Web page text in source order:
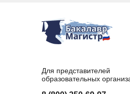
Для представителей
образовательных